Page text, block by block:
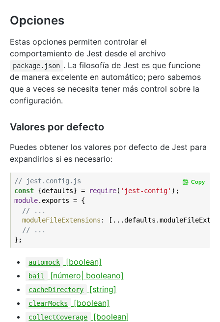
Opciones
Estas opciones permiten controlar el
comportamiento de Jest desde el archivo
package.json . La filosofía de Jest es que funcione
de manera excelente en automático; pero sabemos
que a veces se necesita tener más control sobre la
configuración.
Valores por defecto
Puedes obtener los valores por defecto de Jest para
expandirlos si es necesario:
// jest.config.js
const {defaults} = require( 'jest-config'
module.exports = {
// ...
moduleFileExtensions :
// ...
Copy
automock [boolean]
bail [número| booleano]
cacheDirectory [string]
clearMocks [boolean]
collectCoverage [boolean]